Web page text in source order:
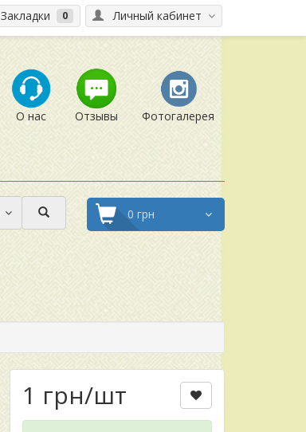
Личный кабинет
Закладки 0
О нас Отзывы Фотогалерея
0 грн
1 грн/шт